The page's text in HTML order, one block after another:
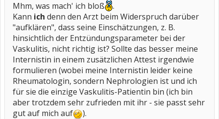
Mhm, was mach' ich bloß
.
Kann ich denn den Arzt beim Widerspruch darüber
"aufklären", dass seine Einschätzungen, z. B.
hinsichtlich der Entzündungsparameter bei der
Vaskulitis, nicht richtig ist? Sollte das besser meine
Internistin in einem zusätzlichen Attest irgendwie
formulieren (wobei meine Internistin leider keine
Rheumatologin, sondern Nephrologien ist und ich
für sie die einzige Vaskulitis-Patientin bin (ich bin
aber trotzdem sehr zufrieden mit ihr - sie passt sehr
gut auf mich auf
).